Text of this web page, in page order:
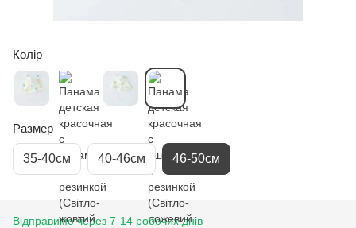
Колір
Размер
35-40см 40-46см 46-50см
Відправимо через 7-14 робочих днів